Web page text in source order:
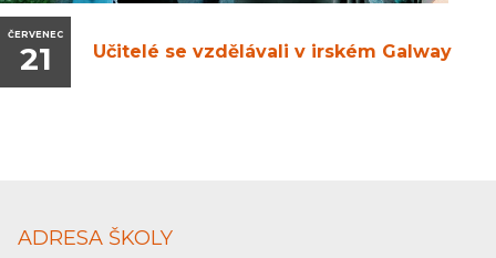
ČERVENEC
21 Učitelé se vzdělávali v irském Galway
ADRESA ŠKOLY